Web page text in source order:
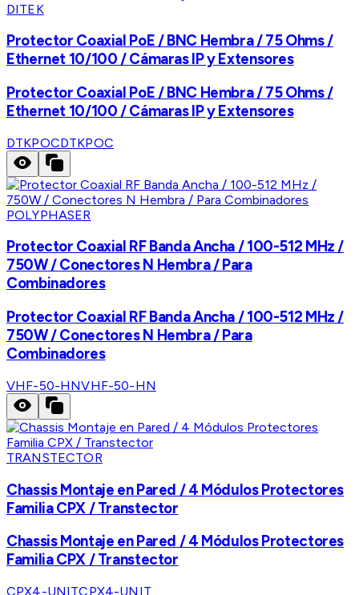
DITEK
Protector Coaxial PoE / BNC Hembra / 75 Ohms /
Ethernet 10/100 / Cámaras IP y Extensores
Protector Coaxial PoE / BNC Hembra / 75 Ohms /
Ethernet 10/100 / Cámaras IP y Extensores
DTKPOCDTKPOC
POLYPHASER
Protector Coaxial RF Banda Ancha / 100-512 MHz /
750W / Conectores N Hembra / Para
Combinadores
Protector Coaxial RF Banda Ancha / 100-512 MHz /
750W / Conectores N Hembra / Para
Combinadores
VHF-50-HNVHF-50-HN
TRANSTECTOR
Chassis Montaje en Pared / 4 Módulos Protectores
Familia CPX / Transtector
Chassis Montaje en Pared / 4 Módulos Protectores
Familia CPX / Transtector
CPX4-UNITCPX4-UNIT